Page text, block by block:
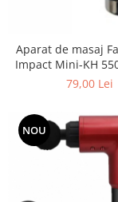
Reparatii si
Aparat de masaj
Impact Mini-KH
79,00 Lei
NOU